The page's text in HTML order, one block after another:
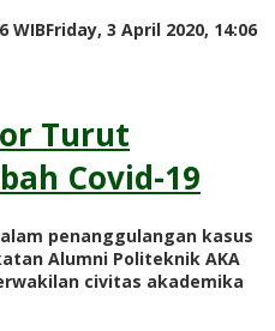
WIBFriday, 3 April 2020, 14:06
Turut
Covid-19
penanggulangan kasus
Alumni Politeknik AKA
civitas akademika